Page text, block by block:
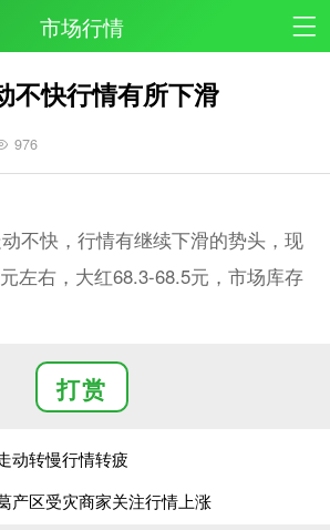
市场行情
不快行情有所下滑
976
不快，行情有继续下滑的势头，现
左右，大红68.3-68.5元，市场库存
打赏
动转慢行情转疲
产区受灾商家关注行情上涨